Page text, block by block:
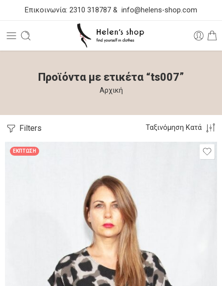
Επικοινωνία: 2310 318787 & info@helens-shop.com
Προϊόντα με ετικέτα “ts007”
Αρχική
Filters Ταξινόμηση Κατά
ΈΚΠΤΩΣΗ